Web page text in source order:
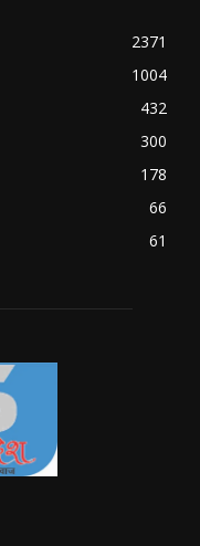
2371
1004
432
300
178
66
61